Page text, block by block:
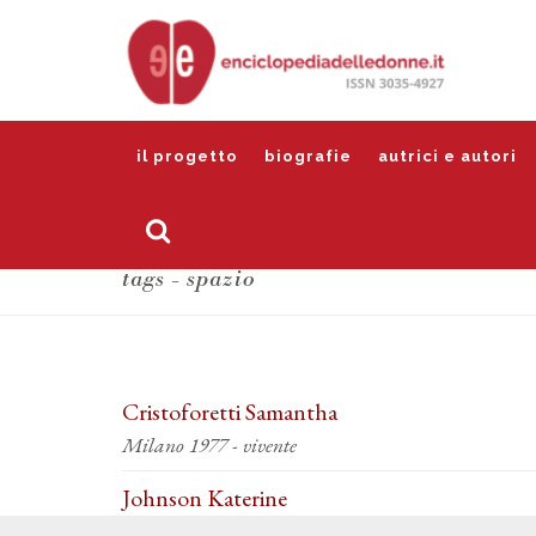
il progetto biografie autrici e autori
tags - spazio
Cristoforetti Samantha
Milano 1977 - vivente
Johnson Katerine